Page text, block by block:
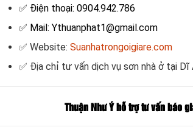
✅ Điện thoại: 0904.942.786
✅ Mail: Ythuanphat1@gmail.com
✅ Website: Suanhatrongoigiare.com
✅ Địa chỉ tư vấn dịch vụ sơn nhà ở tại Dĩ
Thuận Như Ý hỗ trợ tư vấn báo